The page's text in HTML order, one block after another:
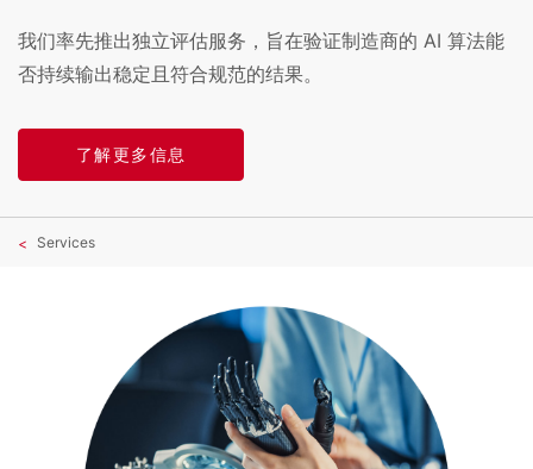
我们率先推出独立评估服务，旨在验证制造商的 AI 算法能
否持续输出稳定且符合规范的结果。
了解更多信息
Services